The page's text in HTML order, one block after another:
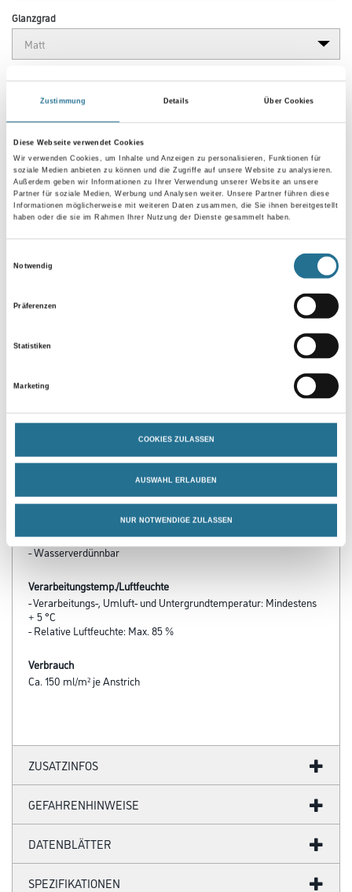
Zustimmung Details Über Cookies
Diese Webseite verwendet Cookies
Wir verwenden Cookies, um Inhalte und Anzeigen zu personalisieren, Funktionen für
soziale Medien anbieten zu können und die Zugriffe auf unsere Website zu analysieren.
Außerdem geben wir Informationen zu Ihrer Verwendung unserer Website an unsere
Partner für soziale Medien, Werbung und Analysen weiter. Unsere Partner führen diese
Informationen möglicherweise mit weiteren Daten zusammen, die Sie ihnen bereitgestellt
haben oder die sie im Rahmen Ihrer Nutzung der Dienste gesammelt haben.
Notwendig
Präferenzen
Statistiken
Marketing
COOKIES ZULASSEN
AUSWAHL ERLAUBEN
NUR NOTWENDIGE ZULASSEN
Glanzgrad
Gebinde
Umrechnungsfaktoren
Zur Farbauswahl für Ihren Wunschfarbton
PRODUKTEIGENSCHAFTEN
- Hoch wasserdampfdurchlässig
- Wetterbeständig
- Spannungsarm
- Sehr leicht zu verarbeiten
- Alkaliresistent
- Wasserverdünnbar
Verarbeitungstemp./Luftfeuchte
- Verarbeitungs-, Umluft- und Untergrundtemperatur: Mindestens
+ 5 °C
- Relative Luftfeuchte: Max. 85 %
Verbrauch
Ca. 150 ml/m² je Anstrich
ZUSATZINFOS
GEFAHRENHINWEISE
DATENBLÄTTER
SPEZIFIKATIONEN